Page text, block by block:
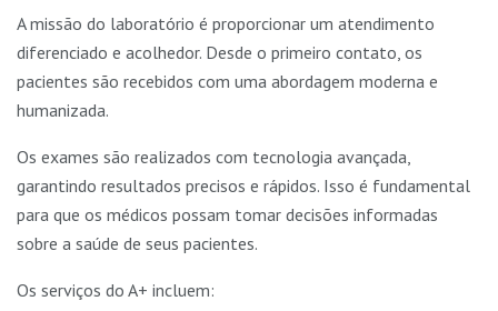
A missão do laboratório é proporcionar um atendimento
diferenciado e acolhedor. Desde o primeiro contato, os
pacientes são recebidos com uma abordagem moderna e
humanizada.
Os exames são realizados com tecnologia avançada,
garantindo resultados precisos e rápidos. Isso é fundamental
para que os médicos possam tomar decisões informadas
sobre a saúde de seus pacientes.
Os serviços do A+ incluem: